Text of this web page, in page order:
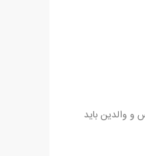
و والدین باید